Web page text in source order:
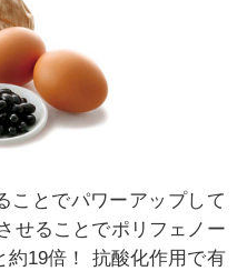
ことでパワーアップして
せることでポリフェノー
19倍！
抗酸化作用で有